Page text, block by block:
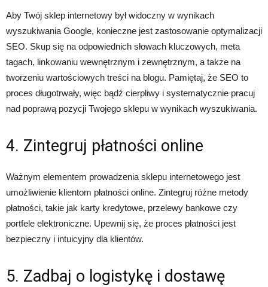
Aby Twój sklep internetowy był widoczny w wynikach
wyszukiwania Google, konieczne jest zastosowanie optymalizacji
SEO. Skup się na odpowiednich słowach kluczowych, meta
tagach, linkowaniu wewnętrznym i zewnętrznym, a także na
tworzeniu wartościowych treści na blogu. Pamiętaj, że SEO to
proces długotrwały, więc bądź cierpliwy i systematycznie pracuj
nad poprawą pozycji Twojego sklepu w wynikach wyszukiwania.
4. Zintegruj płatności online
Ważnym elementem prowadzenia sklepu internetowego jest
umożliwienie klientom płatności online. Zintegruj różne metody
płatności, takie jak karty kredytowe, przelewy bankowe czy
portfele elektroniczne. Upewnij się, że proces płatności jest
bezpieczny i intuicyjny dla klientów.
5. Zadbaj o logistykę i dostawę